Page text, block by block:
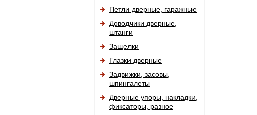
Петли дверные, гаражные
Доводчики дверные,
штанги
Защелки
Глазки дверные
Задвижки, засовы,
шпингалеты
Дверные упоры, накладки,
фиксаторы, разное